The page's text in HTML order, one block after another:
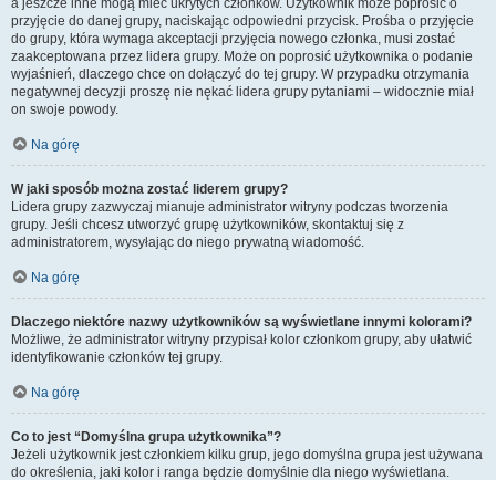
a jeszcze inne mogą mieć ukrytych członków. Użytkownik może poprosić o
przyjęcie do danej grupy, naciskając odpowiedni przycisk. Prośba o przyjęcie
do grupy, która wymaga akceptacji przyjęcia nowego członka, musi zostać
zaakceptowana przez lidera grupy. Może on poprosić użytkownika o podanie
wyjaśnień, dlaczego chce on dołączyć do tej grupy. W przypadku otrzymania
negatywnej decyzji proszę nie nękać lidera grupy pytaniami – widocznie miał
on swoje powody.
Na górę
W jaki sposób można zostać liderem grupy?
Lidera grupy zazwyczaj mianuje administrator witryny podczas tworzenia
grupy. Jeśli chcesz utworzyć grupę użytkowników, skontaktuj się z
administratorem, wysyłając do niego prywatną wiadomość.
Na górę
Dlaczego niektóre nazwy użytkowników są wyświetlane innymi kolorami?
Możliwe, że administrator witryny przypisał kolor członkom grupy, aby ułatwić
identyfikowanie członków tej grupy.
Na górę
Co to jest “Domyślna grupa użytkownika”?
Jeżeli użytkownik jest członkiem kilku grup, jego domyślna grupa jest używana
do określenia, jaki kolor i ranga będzie domyślnie dla niego wyświetlana.